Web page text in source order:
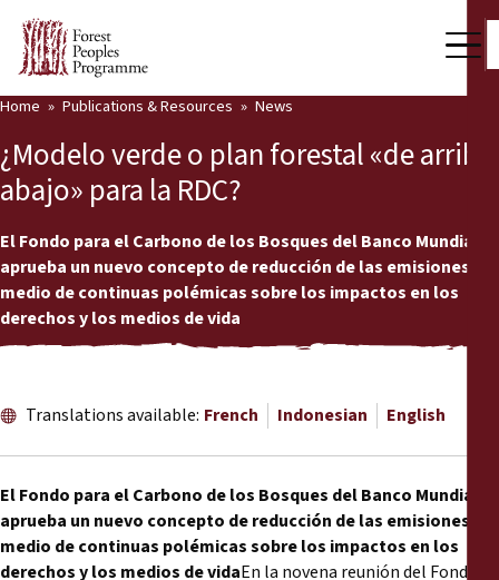
Our Work
Community Voices
Latest News
Publications & Resources
Back
Reports
Press Releases
Home Publications & Resources News
¿Modelo verde o plan forestal «de arriba
abajo» para la RDC?
El Fondo para el Carbono de los Bosques del Banco Mundial
aprueba un nuevo concepto de reducción de las emisiones en
medio de continuas polémicas sobre los impactos en los
derechos y los medios de vida
Translations available: French Indonesian English
El Fondo para el Carbono de los Bosques del Banco Mundial
aprueba un nuevo concepto de reducción de las emisiones en
medio de continuas polémicas sobre los impactos en los
derechos y los medios de vidaEn la novena reunión del Fondo